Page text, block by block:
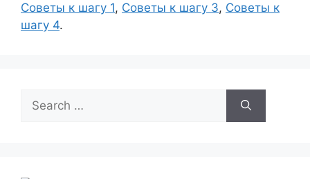
Советы к шагу 1, Советы к шагу 3, Советы к
шагу 4.
Search
for: